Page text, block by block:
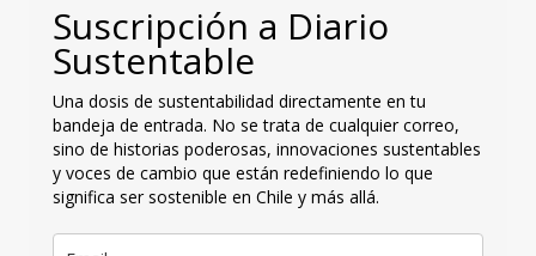
Suscripción a Diario
Sustentable
Una dosis de sustentabilidad directamente en tu
bandeja de entrada. No se trata de cualquier correo,
sino de historias poderosas, innovaciones sustentables
y voces de cambio que están redefiniendo lo que
significa ser sostenible en Chile y más allá.